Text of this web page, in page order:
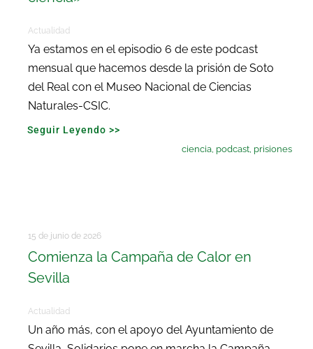
Actualidad
Ya estamos en el episodio 6 de este podcast
mensual que hacemos desde la prisión de Soto
del Real con el Museo Nacional de Ciencias
Naturales-CSIC.
Seguir Leyendo >>
ciencia podcast prisiones
15 de junio de 2026
Comienza la Campaña de Calor en
Sevilla
Actualidad
Un año más, con el apoyo del Ayuntamiento de